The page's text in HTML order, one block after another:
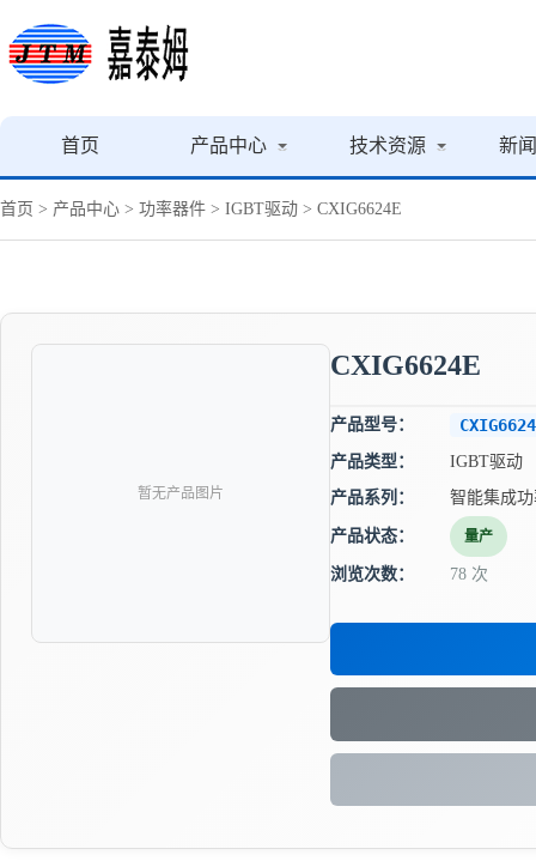
首页 产品中心 技术资源 新
首页 > 产品中心 > 功率器件 > IGBT驱动 > CXIG6624E
暂无产品图片
CXIG6624E
产品型号：
产品类型：
IGBT驱动
产品系列：
智能集成
产品状态： 量产
浏览次数： 78 次